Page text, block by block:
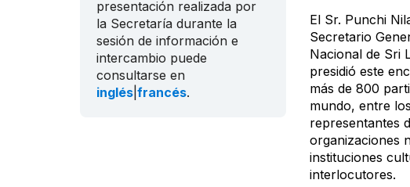
presentación realizada por
la Secretaría durante la
sesión de información e
intercambio puede
consultarse en
inglés francés.
El Sr. Punchi
Secretario
Nacional de Sri
presidió este
más de 800
mundo, entre
representantes
organizaciones
instituciones
interlocutores.